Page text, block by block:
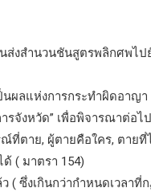
งสำนวนชันสูตรพลิกศพไปยั
ผลแห่งการกระทำผิดอาญ
รจังหวัด” เพื่อพิจารณาต่อไป
ที่ตาย, ผู้ตายคือใคร, ตายที่
( มาตรา 154)
( ซึ่งเกินกว่ากำหนดเวลา